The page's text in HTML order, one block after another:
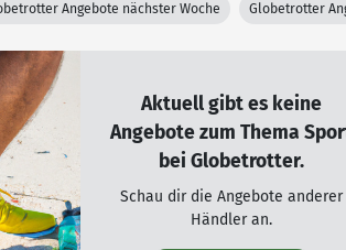
Angebote nächster Woche Globetrotter
Aktuell gibt es keine
Angebote zum Thema
bei Globetrotter.
Schau dir die Angebote anderer
Händler an.